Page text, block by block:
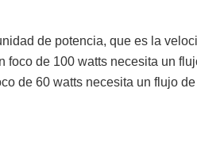
de potencia, que es la
foco de 100 watts necesita un
de 60 watts necesita un flujo